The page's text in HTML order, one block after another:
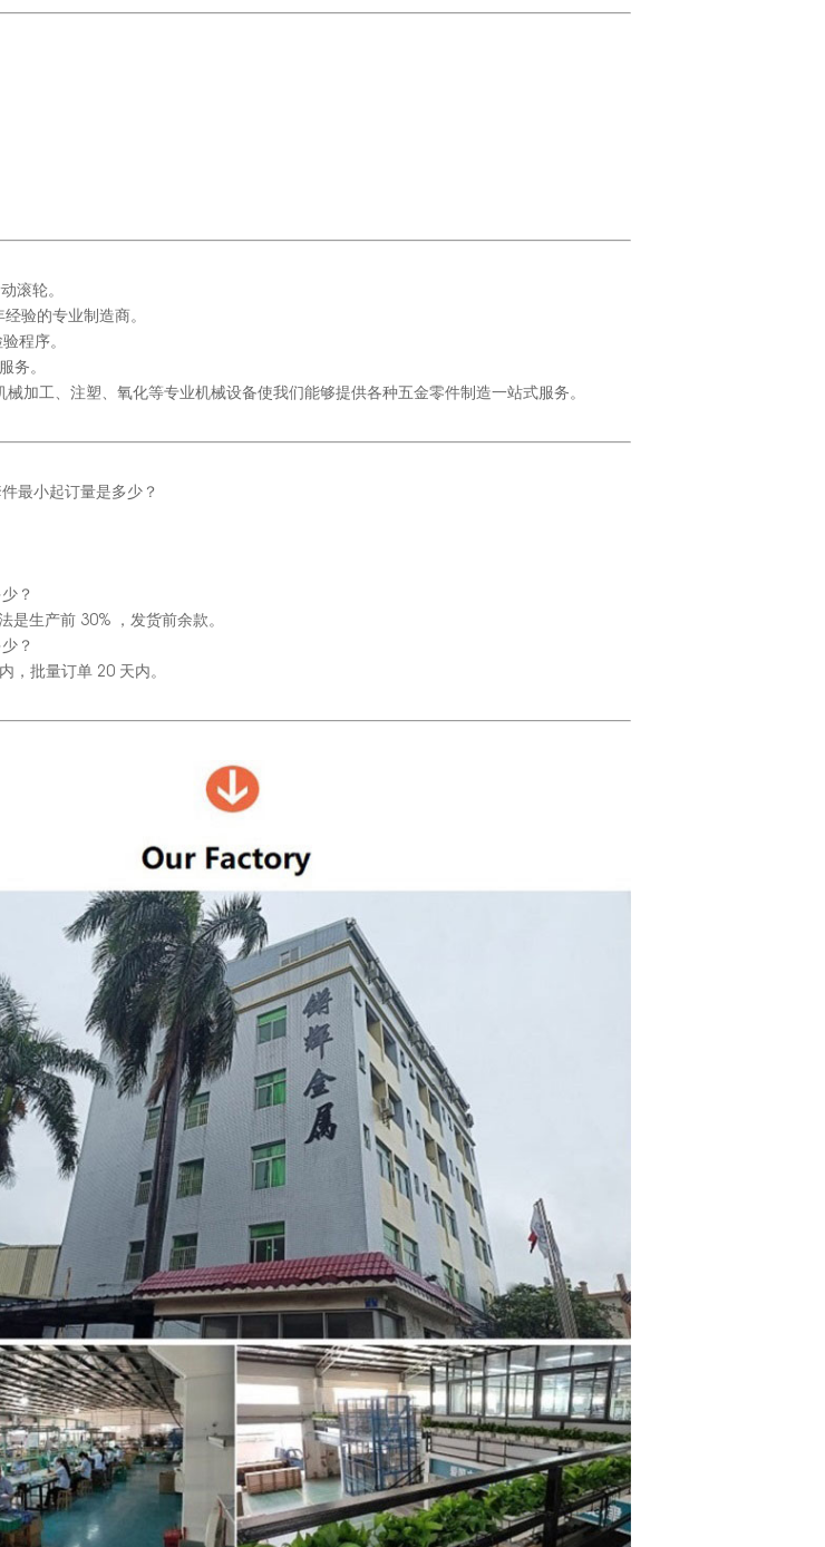
滚轮。
验的专业制造商。
程序。
务。
加工、注塑、氧化等专业机械设备使我们能够提供各种五金零件制造一站式服务。
最小起订量是多少？
？
是生产前 30% ，发货前余款。
？
，批量订单 20 天内。